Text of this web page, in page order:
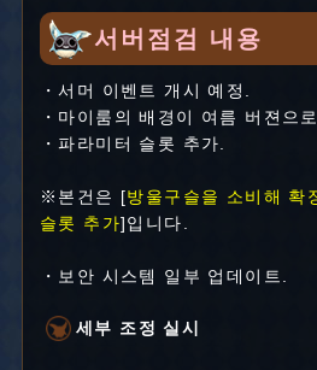
서버점검 내용
・서머 이벤트 개시 예정.
・마이룸의 배경이 여름 버젼으
・파라미터 슬롯 추가.
※본건은 [방울구슬을 소비해 확
슬롯 추가]입니다.
・보안 시스템 일부 업데이트.
세부 조정 실시